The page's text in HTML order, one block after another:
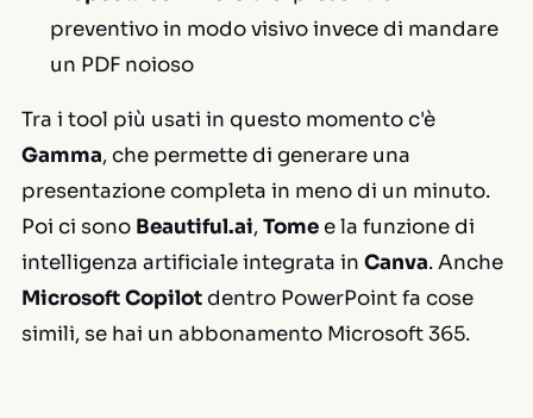
preventivo in modo visivo invece di mandare
un PDF noioso
Tra i tool più usati in questo momento c'è
Gamma, che permette di generare una
presentazione completa in meno di un minuto.
Poi ci sono Beautiful.ai,Tomee la funzione di
intelligenza artificiale integrata in Canva. Anche
Microsoft Copilotdentro PowerPoint fa cose
simili, se hai un abbonamento Microsoft 365.